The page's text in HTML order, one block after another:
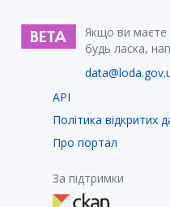
Якщо ви маєте
будь ласка,
API
Політика відкритих
Про портал
За підтримки